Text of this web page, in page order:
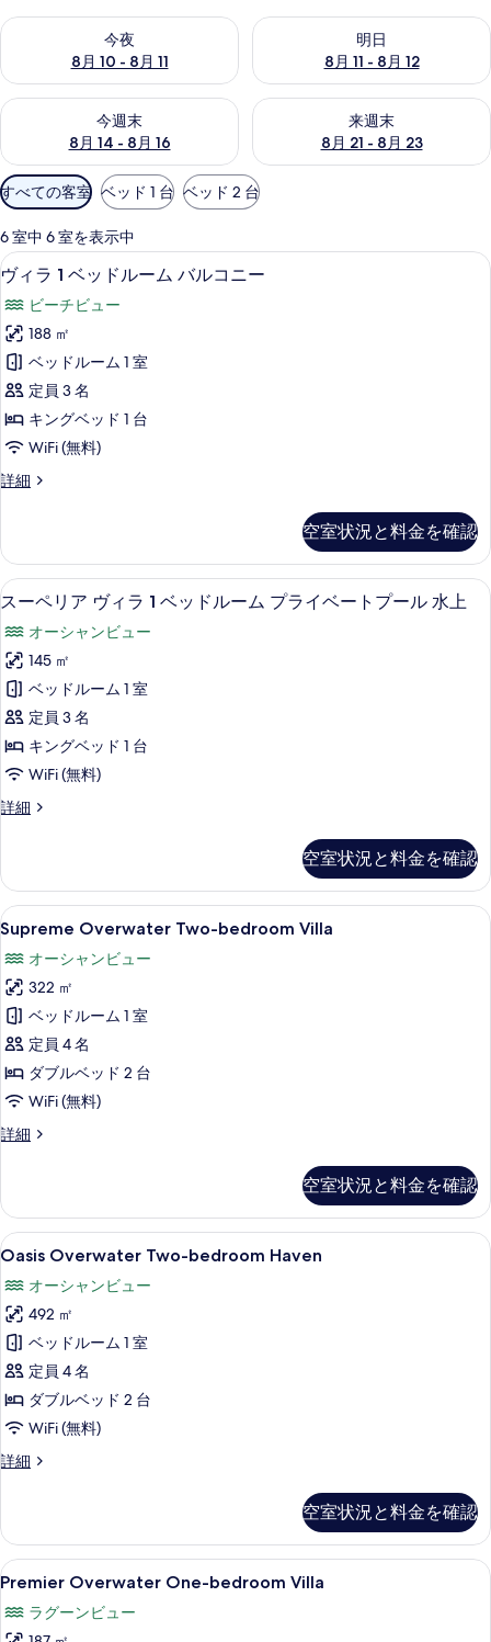
今夜
8月 10 - 8月 11
今夜 8月 10 - 8月 11 の空室状況をチェック
明日
8月 11 - 8月 12
明日 8月 11 - 8月 12 の空室状
今週末
8月 14 - 8月 16
今週末 8月 14 - 8月 16 の空室状況をチェック
来週末
8月 21 - 8月 23
来週末 8月 21 - 8月 23 の空室
利
用
可
能
な
客
室
の
絞
り
込
み
条
すべての客室 ベッド 1 台 ベッド 2 台
6 室中 6 室を表示中
ヴ
ィ
ラ
1
ベ
ッ
ド
ル
ー
バ
ル
コ
ニ
ー
の
す
べ
て
の
を
表
す
る
ヴィラ 1 ベッドルーム バルコニー | 外
10
ヴィラ 1 ベッドルーム バルコニー
ビーチビュー
188 ㎡
ベッドルーム 1 室
定員 3 名
キングベッド 1 台
WiFi (無料)
詳細
ヴ
ベ
ッ
ド
ー
ム
バ
ル
コ
ニ
ー
の
細
空室状況と料金を確認
ス
ペ
リ
ア
ヴ
ィ
ラ
1
ッ
ド
ル
ー
ム
プ
ラ
イ
ベ
ー
ー
ル
上
の
す
べ
て
の
写
を
表
示
す
スーペリア ヴィラ 1 ベッドルーム
9
スーペリア ヴィラ 1 ベッドルーム プライベートプール 水上
オーシャンビュー
145 ㎡
ベッドルーム 1 室
定員 3 名
キングベッド 1 台
WiFi (無料)
詳細
ス
ア
ヴ
ィ
ベ
ッ
ド
ル
ー
ム
プ
イ
ト
プ
ー
ル
水
の
詳
空室状況と料金を確認
Supreme
Overwater
Two-
bedroom
Villa
の
す
べ
て
真
を
示
す
る
Supreme Overwater Two-bedroom
11
Supreme Overwater Two-bedroom Villa
オーシャンビュー
322 ㎡
ベッドルーム 1 室
定員 4 名
ダブルベッド 2 台
WiFi (無料)
詳細
Supreme
Villa
の
詳
空室状況と料金を確認
Oasis
Overwater
Two-
bedroom
Haven
の
す
べ
て
真
を
示
Oasis Overwater Two-bedroom
10
Oasis Overwater Two-bedroom Haven
オーシャンビュー
492 ㎡
ベッドルーム 1 室
定員 4 名
ダブルベッド 2 台
WiFi (無料)
詳細
Oasis
Haven
の
詳
空室状況と料金を確認
Premier
Overwater
One-
高級寝具、羽毛の掛け布団、ミニバ
8
Premier Overwater One-bedroom Villa
ラグーンビュー